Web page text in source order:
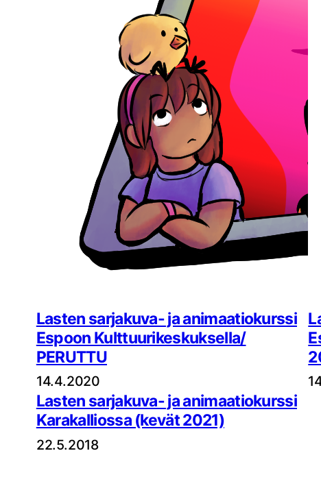
Lasten sarjakuva- ja animaatiokurssi
Espoon Kulttuurikeskuksella/
PERUTTU
14.4.2020
Lasten sarjakuva- ja animaatiokurssi
Karakalliossa (kevät 2021)
22.5.2018